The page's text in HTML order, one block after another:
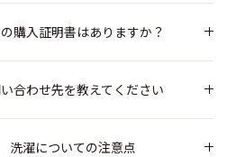
購入証明書はありますか？
合わせ先を教えてください
濯についての注意点